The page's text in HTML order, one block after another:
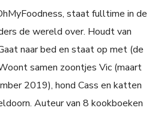
staat fulltime in de
de wereld over. Houdt van
naar bed en staat op met (de
samen zoontjes Vic (maart
2019), hond Cass en katten
Auteur van 8 kookboeken